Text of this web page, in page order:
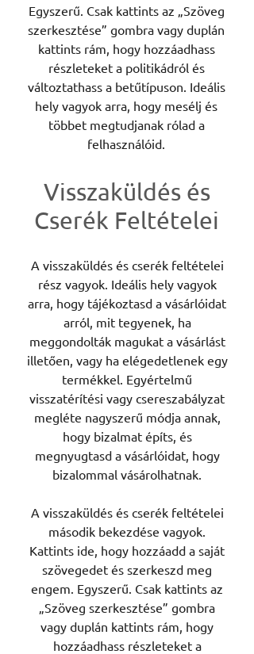
Egyszerű. Csak kattints az „Szöveg
szerkesztése” gombra vagy duplán
kattints rám, hogy hozzáadhass
részleteket a politikádról és
változtathass a betűtípuson. Ideális
hely vagyok arra, hogy mesélj és
többet megtudjanak rólad a
felhasználóid.
Visszaküldés és
Cserék Feltételei
A visszaküldés és cserék feltételei
rész vagyok. Ideális hely vagyok
arra, hogy tájékoztasd a vásárlóidat
arról, mit tegyenek, ha
meggondolták magukat a vásárlást
illetően, vagy ha elégedetlenek egy
termékkel. Egyértelmű
visszatérítési vagy csereszabályzat
megléte nagyszerű módja annak,
hogy bizalmat építs, és
megnyugtasd a vásárlóidat, hogy
bizalommal vásárolhatnak.
A visszaküldés és cserék feltételei
második bekezdése vagyok.
Kattints ide, hogy hozzáadd a saját
szövegedet és szerkeszd meg
engem. Egyszerű. Csak kattints az
„Szöveg szerkesztése” gombra
vagy duplán kattints rám, hogy
hozzáadhass részleteket a